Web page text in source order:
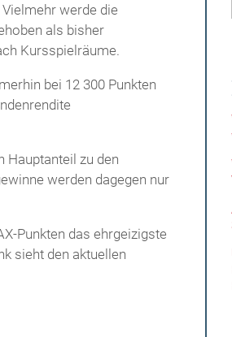
werde die
als bisher
Kursspielräume.
bei 12 300 Punkten
Hauptanteil zu den
werden dagegen nur
Punkten das ehrgeizigste
sieht den aktuellen